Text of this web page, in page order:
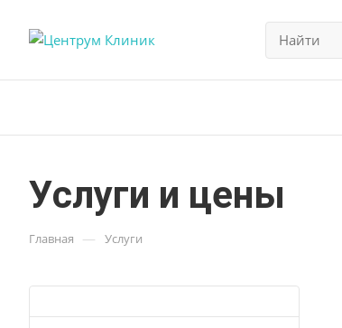
Услуги и цены
Главная — Услуги